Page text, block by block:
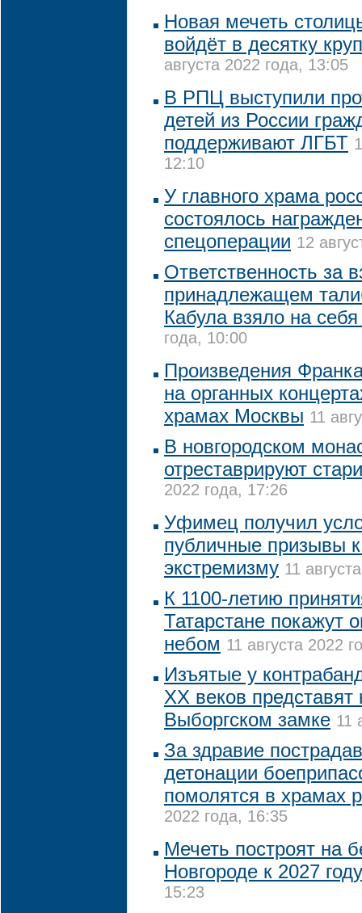
Новая мечеть
войдёт в десятку
августа 2022 года, 13:05
В РПЦ выступили
детей из России
поддерживают ЛГБТ
12:10
У главного храма
состоялось
спецоперации 12
Ответственность за
принадлежащем
Кабула взяло на
года, 10:00
Произведения
на органных
храмах Москвы 11
В новгородском
отреставрируют
2022 года, 17:26
Уфимец получил
публичные призывы
экстремизму 11
К 1100-летию
Татарстане покажут
небом 11 августа 2022
Изъятые у
XX веков
Выборгском замке 11
За здравие
детонации
помолятся в храмах
2022 года, 16:35
Мечеть построят на
Новгороде к 2027 году
15:23